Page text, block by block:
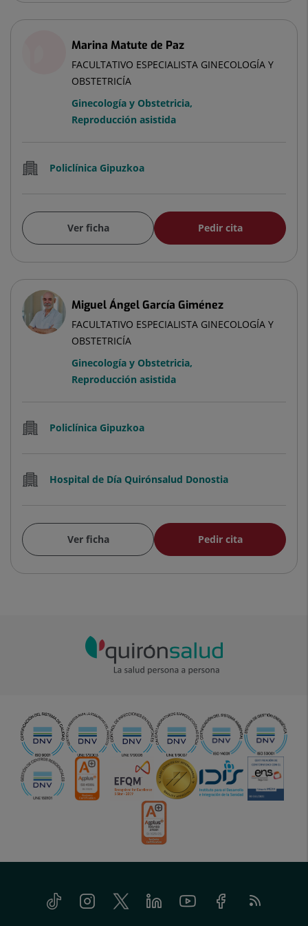
Marina Matute de Paz
FACULTATIVO ESPECIALISTA GINECOLOGÍA Y
OBSTETRICÍA
Ginecología y Obstetricia,
Reproducción asistida
Policlínica Gipuzkoa
Ver ficha Pedir cita
Miguel Ángel García Giménez
FACULTATIVO ESPECIALISTA GINECOLOGÍA Y
OBSTETRICÍA
Ginecología y Obstetricia,
Reproducción asistida
Policlínica Gipuzkoa
Hospital de Día Quirónsalud Donostia
Ver ficha Pedir cita
Tiktok InstagramTwitter LinkedinYoutube FacebookFeed
RSS